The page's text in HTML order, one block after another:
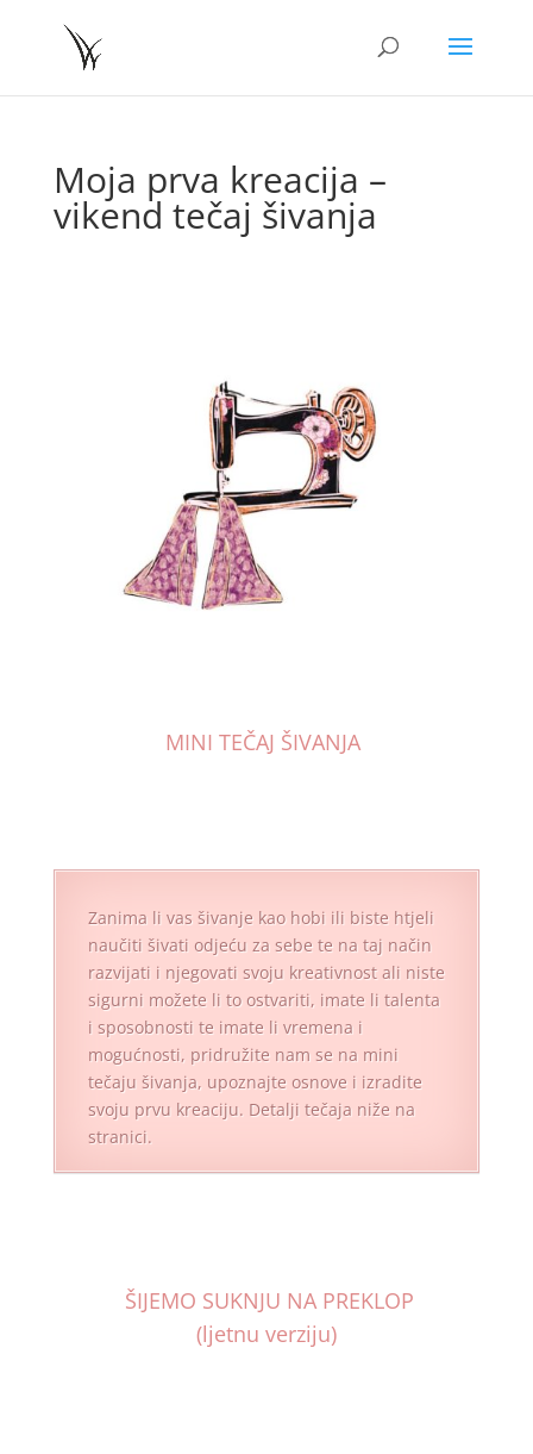
Moja prva kreacija –
vikend tečaj šivanja
MINI TEČAJ ŠIVANJA
Zanima li vas šivanje kao hobi ili biste htjeli
naučiti šivati odjeću za sebe te na taj način
razvijati i njegovati svoju kreativnost ali niste
sigurni možete li to ostvariti, imate li talenta
i sposobnosti te imate li vremena i
mogućnosti, pridružite nam se na mini
tečaju šivanja, upoznajte osnove i izradite
svoju prvu kreaciju. Detalji tečaja niže na
stranici.
ŠIJEMO SUKNJU NA PREKLOP
(ljetnu verziju)